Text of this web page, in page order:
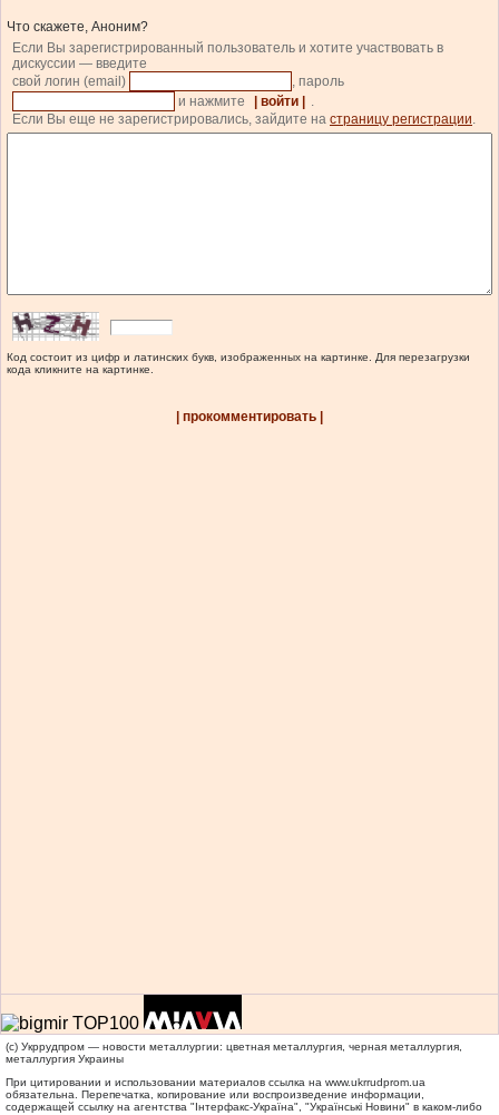
Что скажете, Аноним?
Если Вы зарегистрированный пользователь и хотите участвовать в
дискуссии — введите
свой логин (email)
, пароль
и нажмите
| войти |
.
Если Вы еще не зарегистрировались, зайдите на страницу регистрации.
Код состоит из цифр и латинских букв, изображенных на картинке. Для перезагрузки
кода кликните на картинке.
| прокомментировать |
(c) Укррудпром — новости металлургии: цветная металлургия, черная металлургия,
металлургия Украины
При цитировании и использовании материалов ссылка на www.ukrrudprom.ua
обязательна. Перепечатка, копирование или воспроизведение информации,
содержащей ссылку на агентства "Iнтерфакс-Україна", "Українськi Новини" в каком-либо